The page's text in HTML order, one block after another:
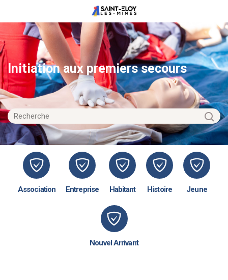
Initiation aux premiers secours
Association Entreprise Habitant Histoire Jeune
Nouvel Arrivant